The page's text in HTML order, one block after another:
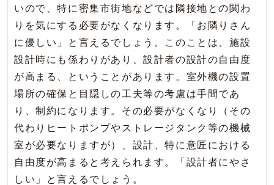
いので、特に密集市街地などでは隣接地との関わ
りを気にする必要がなくなります。「お隣りさん
に優しい」と言えるでしょう。このことは、施設
設計時にも係わりがあり、設計者の設計の自由度
が高まる、ということがあります。室外機の設置
場所の確保と目隠しの工夫等の考慮は手間であ
り、制約になります。その必要がなくなり（その
代わりヒートポンプやストレージタンク等の機械
室が必要なりますが）、設計、特に意匠における
自由度が高まると考えられます。「設計者にやさ
しい」と言えるでしょう。